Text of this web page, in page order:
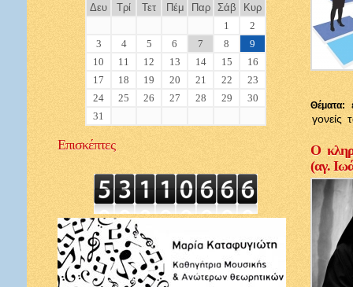
Δευ Τρί Τετ Πέμ Παρ Σάβ
Κυρ
1
2
3
4 5 6 7 8
9
10
11 12 13 14 15
16
17
18 19 20 21 22
23
24
25 26 27 28 29
30
31
Επισκέπτες
Θέματα:
γονείς
Ο
(αγ.